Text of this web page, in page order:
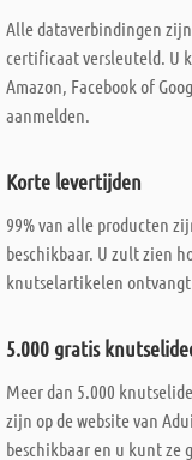
Alle dataverbindingen zijn
certificaat versleuteld. U
Amazon, Facebook of
aanmelden.
Korte levertijden
99% van alle producten
beschikbaar. U zult zien
knutselartikelen
5.000 gratis
Meer dan 5.000
zijn op de website van
beschikbaar en u kunt ze